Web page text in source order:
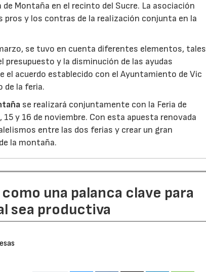
Montaña en el recinto del Sucre. La asociación
pros y los contras de la realización conjunta en la
se tuvo en cuenta diferentes elementos, tales
y la disminución de las ayudas
acuerdo establecido con el Ayuntamiento de Vic
de la feria.
se realizará conjuntamente con la Feria de
y 16 de noviembre. Con esta apuesta renovada
entre las dos ferias y crear un gran
la montaña.
una palanca clave para
sea productiva